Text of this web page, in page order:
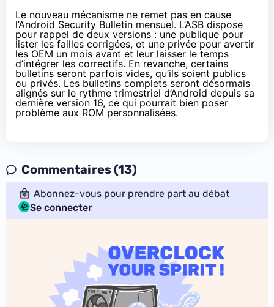
Le nouveau mécanisme ne remet pas en cause
l’Android Security Bulletin mensuel. L’ASB dispose
pour rappel de deux versions : une publique pour
lister les failles corrigées, et une privée pour avertir
les OEM un mois avant et leur laisser le temps
d’intégrer les correctifs. En revanche, certains
bulletins seront parfois vides, qu’ils soient publics
ou privés. Les bulletins complets seront désormais
alignés sur le rythme trimestriel d’Android depuis sa
dernière version 16, ce qui pourrait bien poser
problème aux ROM personnalisées.
Commentaires (13)
Abonnez-vous pour prendre part au débat
Se connecter